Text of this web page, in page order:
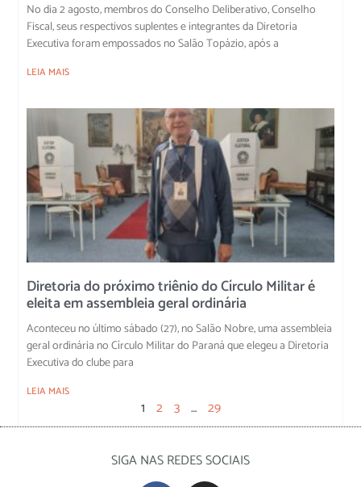
No dia 2 agosto, membros do Conselho Deliberativo, Conselho
Fiscal, seus respectivos suplentes e integrantes da Diretoria
Executiva foram empossados no Salão Topázio, após a
LEIA MAIS
Diretoria do próximo triênio do Círculo Militar é
eleita em assembleia geral ordinária
Aconteceu no último sábado (27), no Salão Nobre, uma assembleia
geral ordinária no Círculo Militar do Paraná que elegeu a Diretoria
Executiva do clube para
LEIA MAIS
1 2 3 … 29
SIGA NAS REDES SOCIAIS